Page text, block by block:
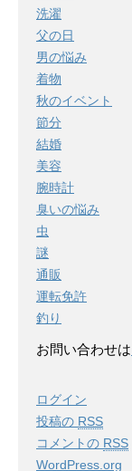
洗濯
父の日
男の悩み
着物
秋のイベント
節分
結婚
美容
腕時計
臭いの悩み
虫
謎
通販
運転免許
釣り
お問い合わせは
ログイン
投稿の RSS
コメントの RSS
WordPress.org